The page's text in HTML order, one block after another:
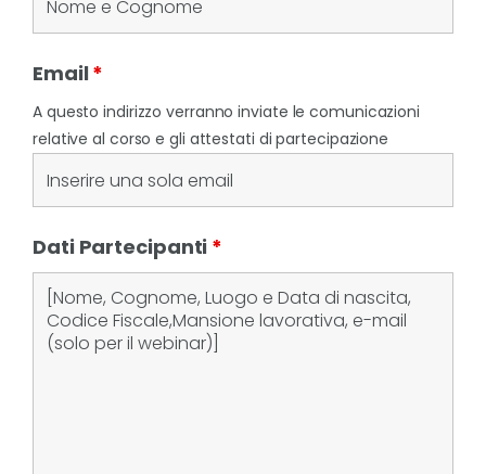
Email *
A questo indirizzo verranno inviate le comunicazioni
relative al corso e gli attestati di partecipazione
Dati Partecipanti *